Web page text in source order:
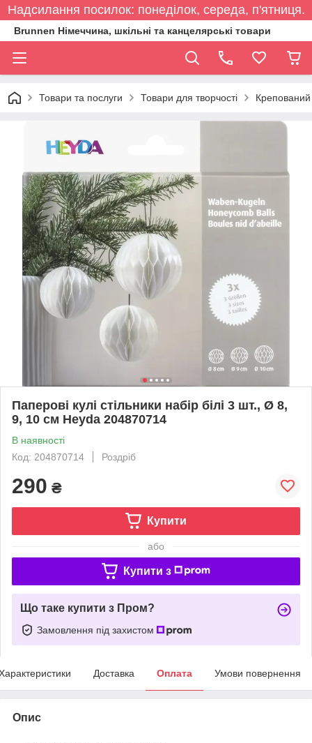
Надсилання посилок: понеділок, середа, п'ятниця.
Brunnen Німеччина, шкільні та канцелярські товари
Товари та послуги Товари для творчості Крепований
Паперові кулі стільники набір білі 3 шт., Ø 8,
9, 10 см Heyda 204870714
В наявності
Код: 204870714
Роздріб
290 ₴
Купити
або
Купити з
Що таке купити з Пром?
Замовлення під захистом
Доставка Оплата Умови повернення
Опис